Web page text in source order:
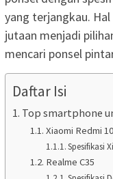
yang terjangkau.
jutaan menjadi
mencari ponsel
Daftar Isi
Top smartphone
Xiaomi Redmi 10
Spesifikasi
Realme C35